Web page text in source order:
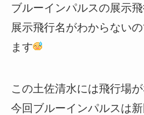
ブルーインパルスの展示
展示飛行名がわからない
ます
この土佐清水には飛行場が
今回ブルーインパルスは新